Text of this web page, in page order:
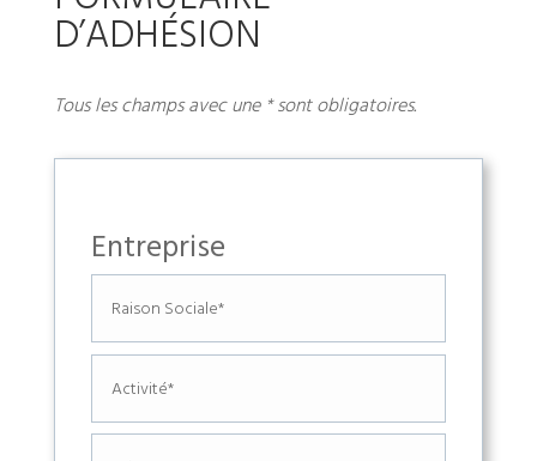
D’ADHÉSION
Tous les champs avec une * sont obligatoires.
Entreprise